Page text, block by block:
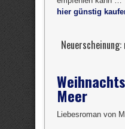
hier günstig
Meer
Liebesroman von